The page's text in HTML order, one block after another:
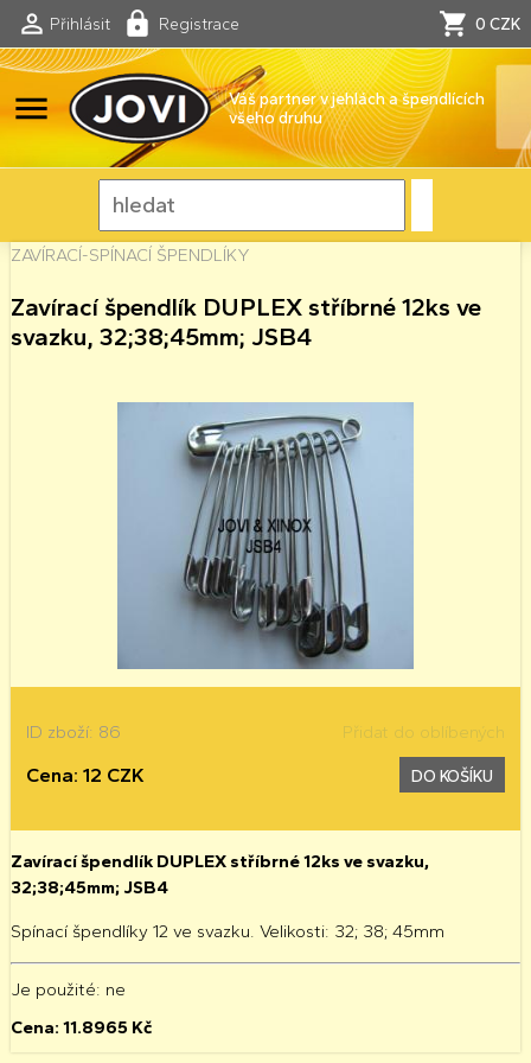
Přihlásit Registrace 0 CZK
menu
Váš partner v jehlách a špendlících
všeho druhu
ZAVÍRACÍ-SPÍNACÍ ŠPENDLÍKY
Zavírací špendlík DUPLEX stříbrné 12ks ve
svazku, 32;38;45mm; JSB4
ID zboží: 86 Přidat do oblíbených
Cena: 12 CZK DO KOŠÍKU
Zavírací špendlík DUPLEX stříbrné 12ks ve svazku,
32;38;45mm; JSB4
Spínací špendlíky 12 ve svazku. Velikosti: 32; 38; 45mm
Je použité: ne
Cena: 11.8965 Kč